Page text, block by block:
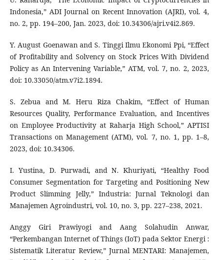
Indonesia,” ADI Journal on Recent Innovation (AJRI), vol. 4,
no. 2, pp. 194–200, Jan. 2023, doi: 10.34306/ajri.v4i2.869.
Y. August Goenawan and S. Tinggi Ilmu Ekonomi Ppi, “Effect
of Profitability and Solvency on Stock Prices With Dividend
Policy as An Intervening Variable,” ATM, vol. 7, no. 2, 2023,
doi: 10.33050/atm.v7i2.1894.
S. Zebua and M. Heru Riza Chakim, “Effect of Human
Resources Quality, Performance Evaluation, and Incentives
on Employee Productivity at Raharja High School,” APTISI
Transactions on Management (ATM), vol. 7, no. 1, pp. 1–8,
2023, doi: 10.34306.
I. Yustina, D. Purwadi, and N. Khuriyati, “Healthy Food
Consumer Segmentation for Targeting and Positioning New
Product Slimming Jelly,” Industria: Jurnal Teknologi dan
Manajemen Agroindustri, vol. 10, no. 3, pp. 227–238, 2021.
Anggy Giri Prawiyogi and Aang Solahudin Anwar,
“Perkembangan Internet of Things (IoT) pada Sektor Energi :
Sistematik Literatur Review,” Jurnal MENTARI: Manajemen,